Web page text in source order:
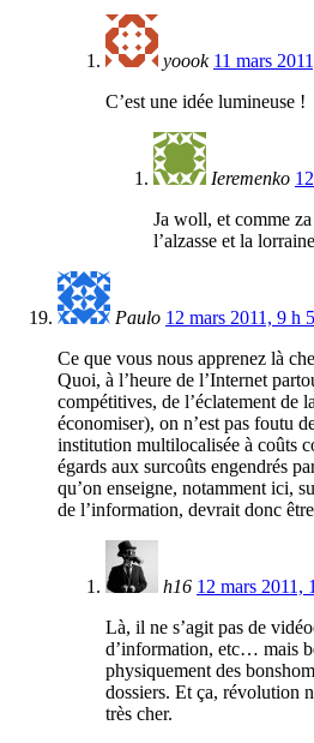
yoook 11 mars
C’est une idée lumineuse !
Ieremenko
Ja woll, et comme
l’alzasse et la
Paulo 12 mars 2011, 9 h
Ce que vous nous apprenez là
Quoi, à l’heure de l’Internet
compétitives, de l’éclatement de
économiser), on n’est pas foutu
institution multilocalisée à coûts
égards aux surcoûts engendrés
qu’on enseigne, notamment ici,
de l’information, devrait donc
h16 12 mars 2011,
Là, il ne s’agit pas de
d’information, etc… mais
physiquement des
dossiers. Et ça, révolution
très cher.